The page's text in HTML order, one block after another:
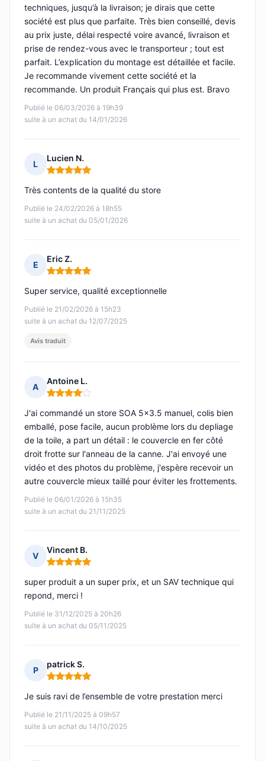
Publié le 06/03/2026 à 19h39
suite à un achat du 14/01/2026
techniques, jusqu’à la livraison; je dirais que cette
société est plus que parfaite. Très bien conseillé, devis
au prix juste, délai respecté voire avancé, livraison et
prise de rendez-vous avec le transporteur ; tout est
parfait. L’explication du montage est détaillée et facile.
Je recommande vivement cette société et la
recommande. Un produit Français qui plus est. Bravo
L
Lucien N.
Note : 5 sur 5
Publié le 24/02/2026 à 18h55
suite à un achat du 05/01/2026
Très contents de la qualité du store
E
Eric Z.
Note : 5 sur 5
Publié le 21/02/2026 à 15h23
suite à un achat du 12/07/2025
Super service, qualité exceptionnelle
Avis traduit
A
Antoine L.
Note : 4 sur 5
Publié le 06/01/2026 à 15h35
suite à un achat du 21/11/2025
J'ai commandé un store SOA 5x3.5 manuel, colis bien
emballé, pose facile, aucun problème lors du depliage
de la toile, a part un détail : le couvercle en fer côté
droit frotte sur l'anneau de la canne. J'ai envoyé une
vidéo et des photos du problème, j'espère recevoir un
autre couvercle mieux taillé pour éviter les frottements.
V
Vincent B.
Note : 5 sur 5
Publié le 31/12/2025 à 20h26
suite à un achat du 05/11/2025
super produit a un super prix, et un SAV technique qui
repond, merci !
P
patrick S.
Note : 5 sur 5
Publié le 21/11/2025 à 09h57
suite à un achat du 14/10/2025
Je suis ravi de l’ensemble de votre prestation merci